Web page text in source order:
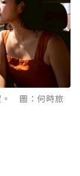
。 圖：何時旅